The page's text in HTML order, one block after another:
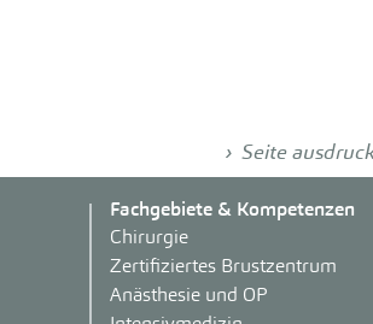
Seite
Fachgebiete & Kompetenzen
Chirurgie
Zertifiziertes Brustzentrum
Anästhesie und OP